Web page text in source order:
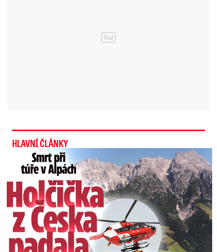
Sledujte meteorologický radar Blesku
Do Prahy konečně přijde jaro. Od
příštího týdne začnou teploty
stoupat
Jižní Čechy zasáhne oteplení
Zimní podmínky v těchto dnech ale panují v
HLAVNÍ ČLÁNKY
Smrt Češky v Alpách: Zemřela při túře s rodiči